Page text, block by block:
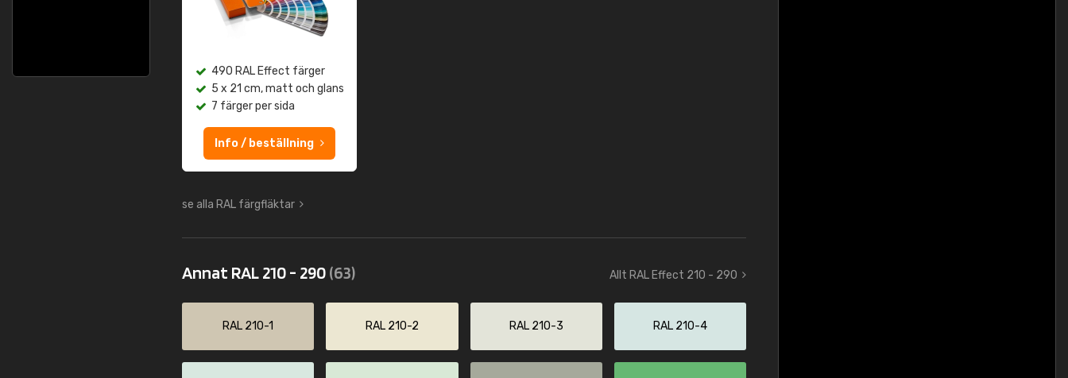
490 RAL Effect färger
5 x 21 cm, matt och glans
7 färger per sida
Info / beställning
se alla RAL färgfläktar
Annat RAL 210 - 290(63) Allt RAL Effect 210 - 290
RAL 210-1 RAL 210-2 RAL 210-3 RAL 210-4